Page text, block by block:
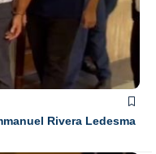
Rivera Ledesma